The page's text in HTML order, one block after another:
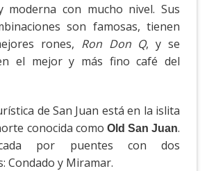
moderna con mucho nivel. Sus
son famosas, tienen
rones, Ron Don Q, y se
el mejor y más fino café del
de San Juan está en la islita
conocida como Old San Juan.
por puentes con dos
Condado y Miramar.